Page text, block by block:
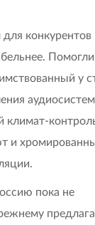
конкурентов
у
климат-
и
пока не